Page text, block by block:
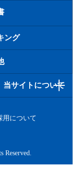
ング
当サイトについて
用について
Reserved.